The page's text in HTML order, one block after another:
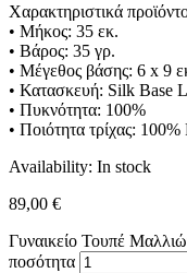
Χαρακτηριστικά
• Μήκος: 35 εκ.
• Βάρος: 35 γρ.
• Μέγεθος βάσης: 6 x 9
• Κατασκευή: Silk Base
• Πυκνότητα: 100%
• Ποιότητα τρίχας:
Availability: In stock
89,00 €
Γυναικείο Τουπέ
ποσότητα